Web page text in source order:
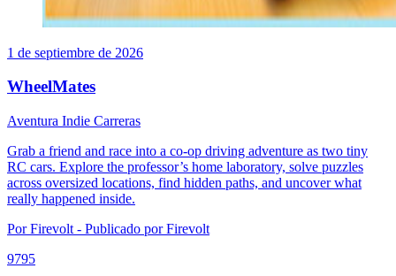
1 de septiembre de 2026
WheelMates
Aventura Indie Carreras
Grab a friend and race into a co-op driving adventure as two tiny
RC cars. Explore the professor’s home laboratory, solve puzzles
across oversized locations, find hidden paths, and uncover what
really happened inside.
Por Firevolt - Publicado por Firevolt
9795